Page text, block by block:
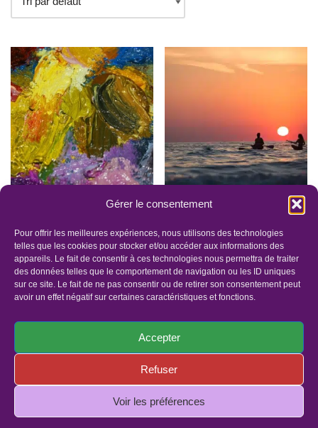
Gérer le consentement
Pour offrir les meilleures expériences, nous utilisons des technologies
telles que les cookies pour stocker et/ou accéder aux informations des
appareils. Le fait de consentir à ces technologies nous permettra de traiter
des données telles que le comportement de navigation ou les ID uniques
sur ce site. Le fait de ne pas consentir ou de retirer son consentement peut
avoir un effet négatif sur certaines caractéristiques et fonctions.
Accepter
Refuser
Voir les préférences
Cadeau énergétique :
Peinture Séance à
distance offerte
0.00 €
Cadeau énergétique :
offerte
0.00 €
Politique de confidentialité
Politique de cookies (UE)